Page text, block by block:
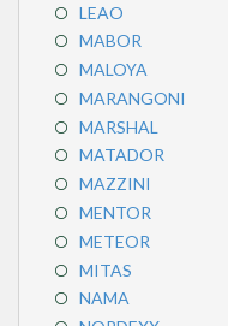
LEAO
MABOR
MALOYA
MARANGONI
MARSHAL
MATADOR
MAZZINI
MENTOR
METEOR
MITAS
NAMA